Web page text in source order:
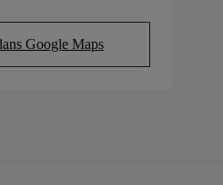
Google Maps
in new tab)